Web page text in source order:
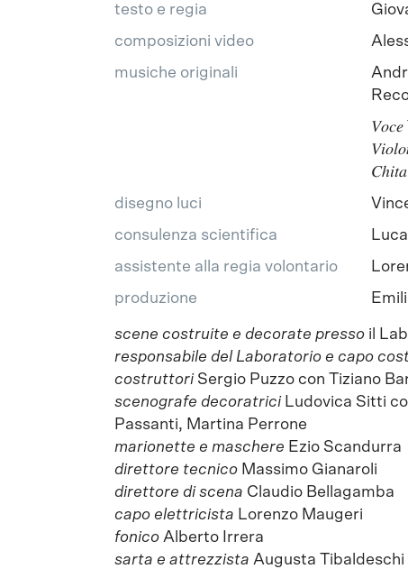
testo e regia
composizioni video
musiche originali
disegno luci
consulenza scientifica
assistente alla regia volontario
produzione
scene costruite e decorate presso il
responsabile del Laboratorio e capo
costruttori Sergio Puzzo con Tiziano
scenografe decoratriciLudovica Sitti
Passanti, Martina Perrone
marionette e maschere Ezio Scandurra
direttore tecnico Massimo Gianaroli
direttore di scena Claudio Bellagamba
capo elettricista Lorenzo Maugeri
fonico Alberto Irrera
sarta e attrezzista Augusta Tibaldeschi